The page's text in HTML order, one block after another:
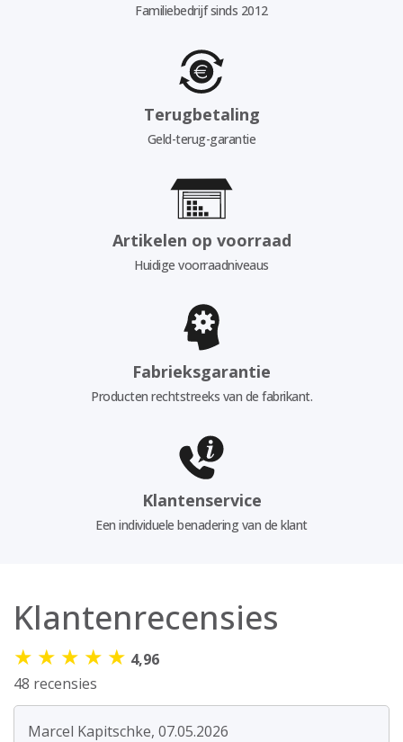
Familiebedrijf sinds 2012
Terugbetaling
Geld-terug-garantie
Artikelen op voorraad
Huidige voorraadniveaus
Fabrieksgarantie
Producten rechtstreeks van de fabrikant.
Klantenservice
Een individuele benadering van de klant
Klantenrecensies
★ ★ ★ ★ ★ 4,96
48 recensies
Marcel Kapitschke, 07.05.2026